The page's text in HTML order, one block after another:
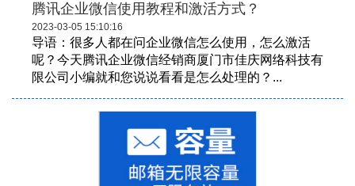
腾讯企业微信使用教程和激活方式？
2023-03-05 15:10:16
导语：很多人都在问企业微信怎么使用，怎么激活
呢？今天腾讯企业微信经销商厦门市佳庆网络科技有
限公司小编就和您说说看看是怎么处理的？...